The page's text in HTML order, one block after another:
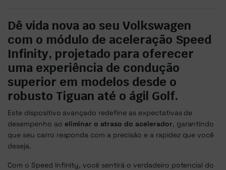
Dê vida nova ao seu Volkswagen
com o módulo de aceleração Speed
Infinity, projetado para oferecer
uma experiência de condução
superior em modelos desde o
robusto Tiguan até o ágil Golf.
Este dispositivo avançado redefine as expectativas de
desempenho ao eliminar o atraso do acelerador, garantindo
que seu carro responda com a precisão e a rapidez que você
deseja.
Com o Speed Infinity, você sentirá o verdadeiro potencial do